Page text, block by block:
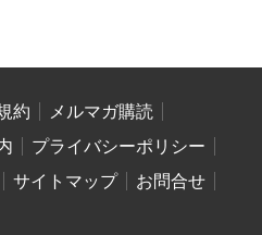
約
メルマガ購読
プライバシーポリシー
サイトマップ
お問合せ